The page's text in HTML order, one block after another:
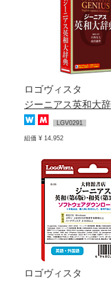
ロゴヴィスタ
ジーニアス英和大
LGV0291
組価 ¥ 14,952
ロゴヴィスタ